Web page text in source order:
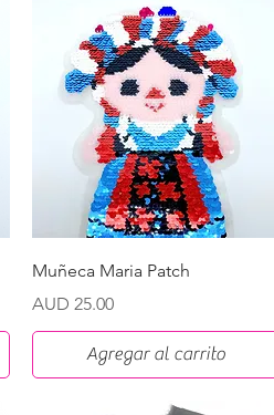
Vista rápida
Muñeca Maria Patch
Precio
AUD 25.00
Agregar al carrito